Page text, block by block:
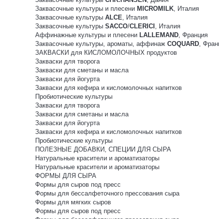
Заквасочные культуры и плесени MICROMILK, Италия
Заквасочные культуры ALCE, Италия
Заквасочные культуры SACCO/CLERICI , Италия
Аффинажные культуры и плесени LALLEMAND, Франция
Заквасочные культуры, ароматы, аффинаж COQUARD,
ЗАКВАСКИ для КИСЛОМОЛОЧНЫХ продуктов
Закваски для творога
Закваски для сметаны и масла
Закваски для йогурта
Закваски для кефира и кисломолочных напитков
Пробиотические культуры
Закваски для творога
Закваски для сметаны и масла
Закваски для йогурта
Закваски для кефира и кисломолочных напитков
Пробиотические культуры
ПОЛЕЗНЫЕ ДОБАВКИ, СПЕЦИИ ДЛЯ СЫРА
Натуральные красители и ароматизаторы
Натуральные красители и ароматизаторы
ФОРМЫ ДЛЯ СЫРА
Формы для сыров под пресс
Формы для бессалфеточного прессования сыра
Формы для мягких сыров
Формы для сыров под пресс